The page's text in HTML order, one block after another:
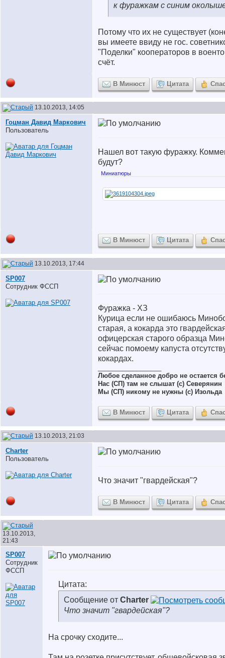
к фуражкам с синим
Потому что их не существует
вы имеете ввиду не гос.
"Поделки" кооператоров в
счёт.
В Минюст Цитата
13.10.2013, 14:05
Гоцман Давид Маркович
Пользователь
Нашел вот такую фуражку.
будут?
Миниатюры
В Минюст Цитата
13.10.2013, 17:44
SP007
Сотрудник ФССП
Фуражка - ХЗ
Курица если не ошибаюсь
старая, а кокарда это
офицерская старого образца
сейчас помоему капуста
кокардах.
Любое сделанное добро не остается
Нас (СП) там не слышат (с) Северянин
Мы (СП) никому не нужны (с) Изольда
В Минюст Цитата
13.10.2013, 21:03
Charter
Пользователь
Что значит "гвардейская"?
В Минюст Цитата
13.10.2013,
21:43
SP007
Сотрудник
ФССП
Цитата:
Сообщение от Charter
Что значит "гвардейская"?
На срочку сходите...